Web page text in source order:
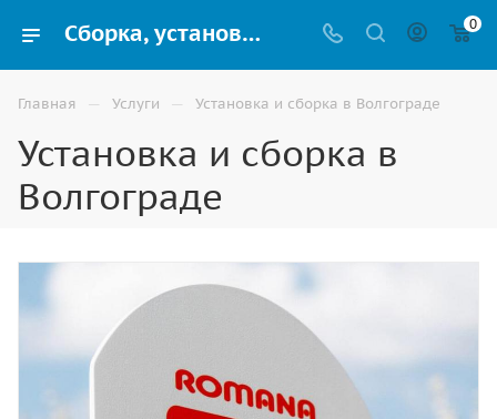
Сборка, установка и монтаж детских спортивных площадок в Волгограде | ВИНКО 0
Главная — Услуги — Установка и сборка в Волгограде
Установка и сборка в
Волгограде